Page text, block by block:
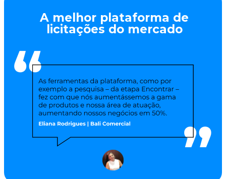
A melhor plataforma de
licitações do mercado